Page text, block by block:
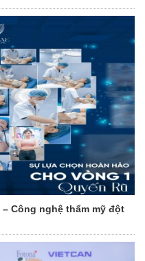
Công nghệ thẩm mỹ đột